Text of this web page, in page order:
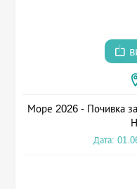
Море 2026 - Почивка
Дата: